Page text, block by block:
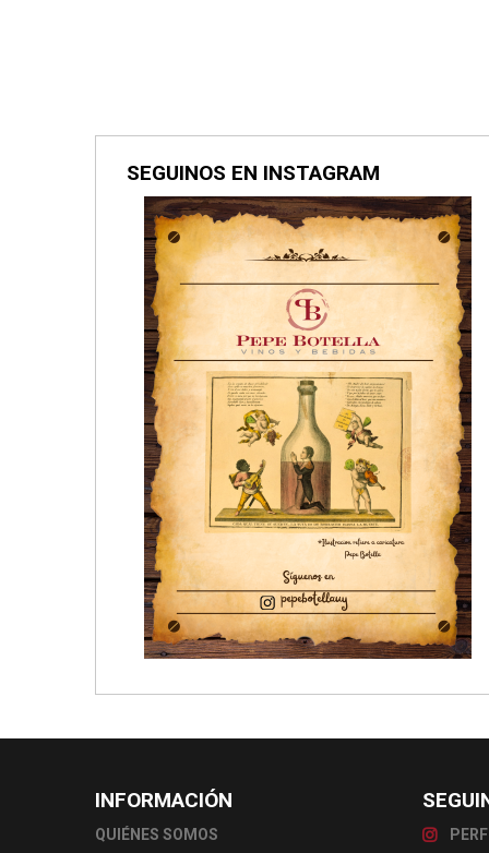
SEGUINOS EN INSTAGRAM
INFORMACIÓN
QUIÉNES SOMOS